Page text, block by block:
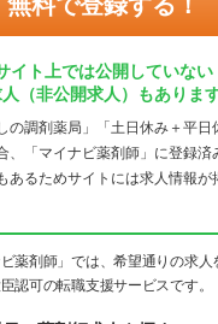
イト上では公開していない
（非公開求人）もありま
の調剤薬局」「土日休み＋平日
、「マイナビ薬剤師」に登録済
あるためサイトには求人情報が
薬剤師」では、希望通りの求人
認可の転職支援サービスです。